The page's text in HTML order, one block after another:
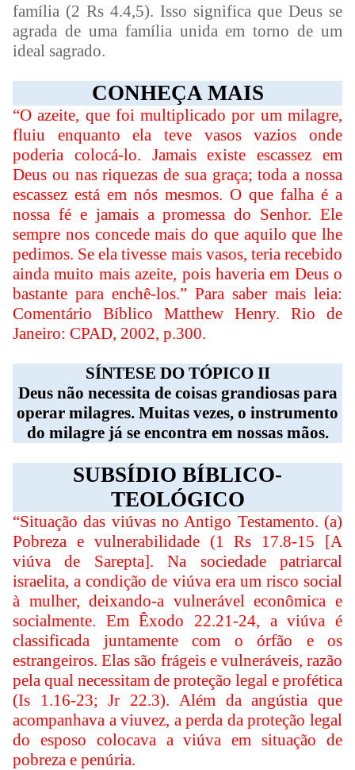
família (2 Rs 4.4,5). Isso significa que Deus se
agrada de uma família unida em torno de um
ideal sagrado.
CONHEÇA MAIS
“O azeite, que foi multiplicado por um milagre,
fluiu enquanto ela teve vasos vazios onde
poderia colocá-lo. Jamais existe escassez em
Deus ou nas riquezas de sua graça; toda a nossa
escassez está em nós mesmos. O que falha é a
nossa fé e jamais a promessa do Senhor. Ele
sempre nos concede mais do que aquilo que lhe
pedimos. Se ela tivesse mais vasos, teria recebido
ainda muito mais azeite, pois haveria em Deus o
bastante para enchê-los.” Para saber mais leia:
Comentário Bíblico Matthew Henry. Rio de
Janeiro: CPAD, 2002, p.300.
SÍNTESE DO TÓPICO II
Deus não necessita de coisas grandiosas para
operar milagres. Muitas vezes, o instrumento
do milagre já se encontra em nossas mãos.
SUBSÍDIO BÍBLICO-
TEOLÓGICO
“Situação das viúvas no Antigo Testamento. (a)
Pobreza e vulnerabilidade (1 Rs 17.8-15 [A
viúva de Sarepta]. Na sociedade patriarcal
israelita, a condição de viúva era um risco social
à mulher, deixando-a vulnerável econômica e
socialmente. Em Êxodo 22.21-24, a viúva é
classificada juntamente com o órfão e os
estrangeiros. Elas são frágeis e vulneráveis, razão
pela qual necessitam de proteção legal e profética
(Is 1.16-23; Jr 22.3). Além da angústia que
acompanhava a viuvez, a perda da proteção legal
do esposo colocava a viúva em situação de
pobreza e penúria.